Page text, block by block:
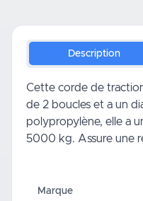
Description
Cette corde de
de 2 boucles et a un
polypropylène, elle a
5000 kg. Assure une
Marque